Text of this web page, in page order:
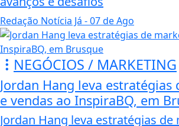
Redação Notícia Já - 07 de Ago
NEGÓCIOS / MARKETING
Jordan Hang leva
e vendas ao InspiraBQ, em
Jordan Hang leva estratégias